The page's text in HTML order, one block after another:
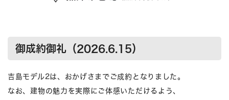
御成約御礼（2026.6.15）
吉島モデル2は、おかげさまでご成約となりました。
なお、建物の魅力を実際にご体感いただけるよう、